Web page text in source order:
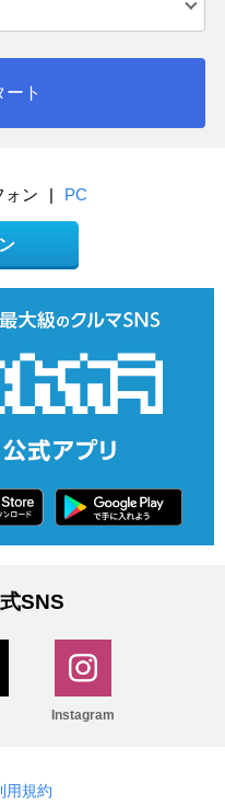
ート
ォン | PC
SNS
Instagram
用規約